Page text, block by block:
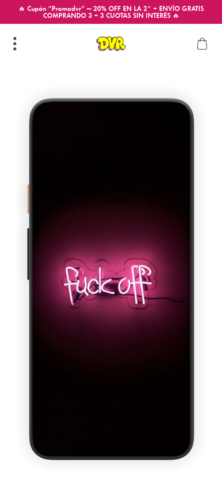
🔥 Cupón “Promodvr” — 20% OFF EN LA 2° + ENVÍO GRATIS
COMPRANDO 3 + 3 CUOTAS SIN INTERÉS 🔥